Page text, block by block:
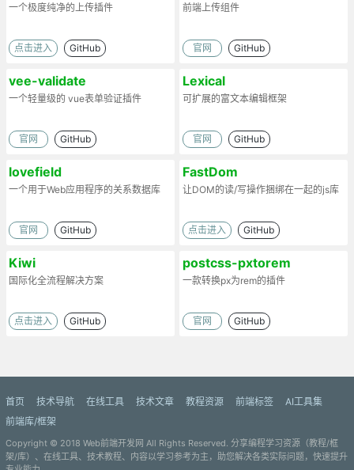
一个极度纯净的上传插件
点击进入 GitHub
前端上传组件
官网 GitHub
vee-validate
一个轻量级的 vue表单验证插件
官网 GitHub
Lexical
可扩展的富文本编辑框架
官网 GitHub
lovefield
一个用于Web应用程序的关系数据库
官网 GitHub
FastDom
让DOM的读/写操作捆绑在一起的js库
点击进入 GitHub
Kiwi
国际化全流程解决方案
点击进入 GitHub
postcss-pxtorem
一款转换px为rem的插件
官网 GitHub
首页 技术导航 在线工具 技术文章 教程资源 前端标签
AI工具集
前端库/框架